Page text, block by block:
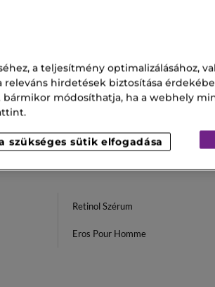
Arckrém Revitalizing
Bright Milky Lotion
51 100,00 Ft
Retinol Szérum
Eros Pour Homme
a teljesítmény optimalizálásához,
releváns hirdetések biztosítása
módosíthatja, ha a webhely
szükséges sütik elfogadása